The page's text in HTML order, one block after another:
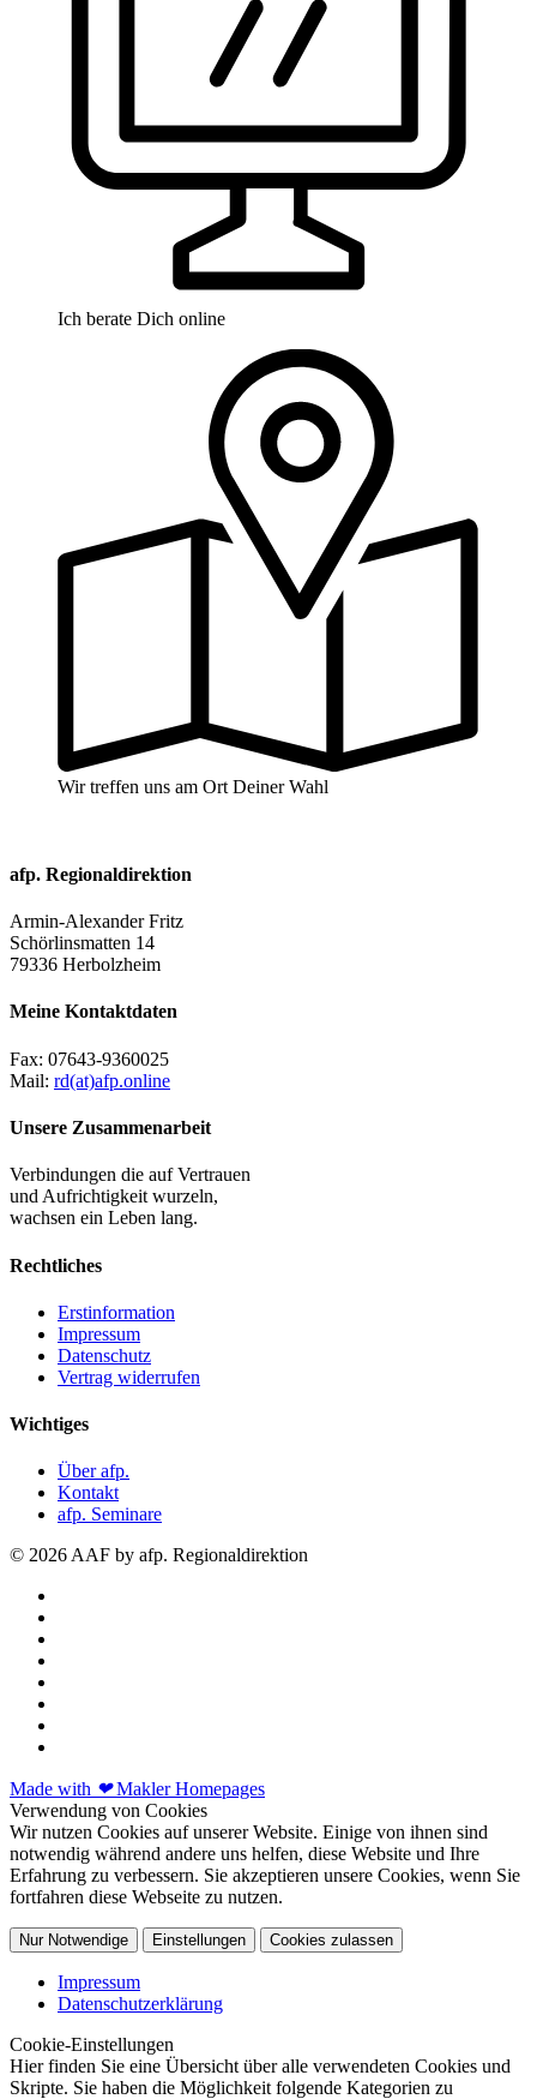
Ich berate Dich online
Wir treffen uns am Ort Deiner Wahl
afp. Regionaldirektion
Armin-Alexander Fritz
Schörlinsmatten 14
79336 Herbolzheim
Meine Kontaktdaten
Fax: 07643-9360025
Mail: rd(at)afp.online
Unsere Zusammenarbeit
Verbindungen die auf Vertrauen
und Aufrichtigkeit wurzeln,
wachsen ein Leben lang.
Rechtliches
Erstinformation
Impressum
Datenschutz
Vertrag widerrufen
Wichtiges
Über afp.
Kontakt
afp. Seminare
© 2026 AAF by afp. Regionaldirektion
Made with ❤Makler Homepages
Verwendung von Cookies
Wir nutzen Cookies auf unserer Website. Einige von ihnen sind
notwendig während andere uns helfen, diese Website und Ihre
Erfahrung zu verbessern. Sie akzeptieren unsere Cookies, wenn Sie
fortfahren diese Webseite zu nutzen.
Nur Notwendige Einstellungen Cookies zulassen
Impressum
Datenschutzerklärung
Cookie-Einstellungen
Hier finden Sie eine Übersicht über alle verwendeten Cookies und
Skripte. Sie haben die Möglichkeit folgende Kategorien zu